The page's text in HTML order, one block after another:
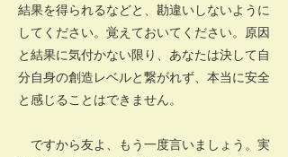
結果を得られるなどと、勘違いしないように
してください。覚えておいてください。原因
と結果に気付かない限り、あなたは決して自
分自身の創造レベルと繋がれず、本当に安全
と感じることはできません。
ですから友よ、もう一度言いましょう。実